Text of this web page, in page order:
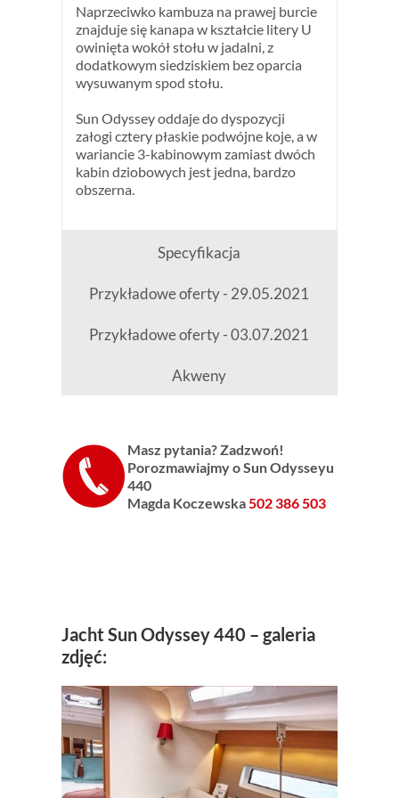
Naprzeciwko kambuza na prawej burcie
znajduje się kanapa w kształcie litery U
owinięta wokół stołu w jadalni, z
dodatkowym siedziskiem bez oparcia
wysuwanym spod stołu.
Sun Odyssey oddaje do dyspozycji
załogi cztery płaskie podwójne koje, a w
wariancie 3-kabinowym zamiast dwóch
kabin dziobowych jest jedna, bardzo
obszerna.
Specyfikacja
Przykładowe oferty - 29.05.2021
Przykładowe oferty - 03.07.2021
Akweny
Masz pytania? Zadzwoń!
Porozmawiajmy o Sun Odysseyu
440
Magda Koczewska502 386 503
Jacht Sun Odyssey 440 – galeria
zdjęć: